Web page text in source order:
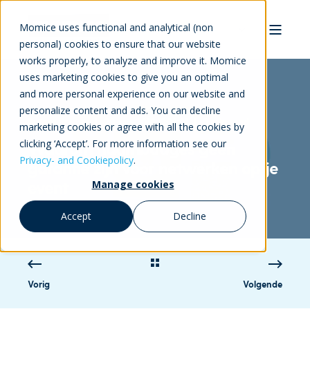
Momice uses functional and analytical (non
personal) cookies to ensure that our website
works properly, to analyze and improve it. Momice
uses marketing cookies to give you an optimal
and more personal experience on our website and
personalize content and ads. You can decline
marketing cookies or agree with all the cookies by
clicking ‘Accept’. For more information see our
Privacy- and Cookiepolicy.
Manage cookies
Accept Decline
Rutger Bremer 20-sep-2018 12:14:01 3 min read
Waarom naambadges geen
garantie zijn voor netwerken op je
Vorig Volgende